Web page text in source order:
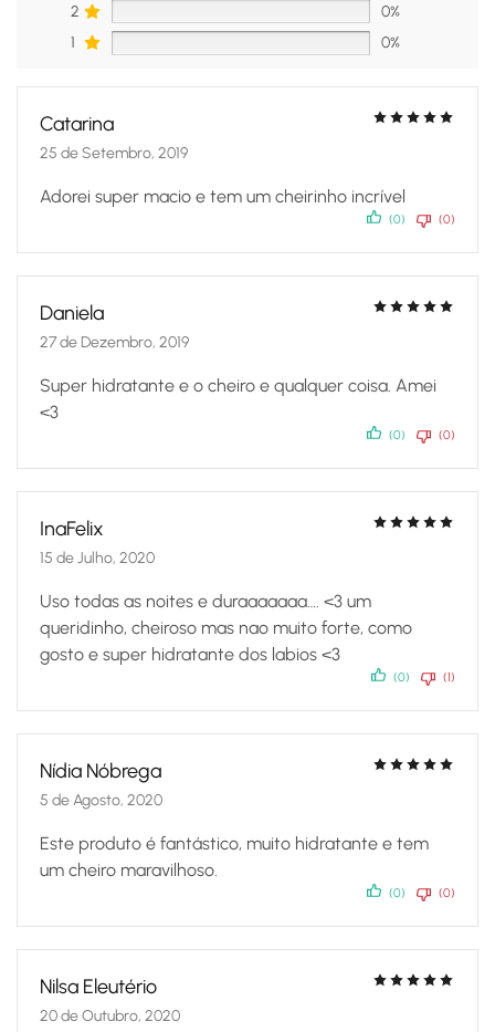
2
0%
1
0%
Catarina
25 de Setembro, 2019
Adorei super macio e tem um cheirinho incrível
(0) (0)
Daniela
27 de Dezembro, 2019
Super hidratante e o cheiro e qualquer coisa. Amei
<3
(0) (0)
InaFelix
15 de Julho, 2020
Uso todas as noites e duraaaaaaa…. <3 um
queridinho, cheiroso mas nao muito forte, como
gosto e super hidratante dos labios <3
(0) (1)
Nídia Nóbrega
5 de Agosto, 2020
Este produto é fantástico, muito hidratante e tem
um cheiro maravilhoso.
(0) (0)
Nilsa Eleutério
20 de Outubro, 2020